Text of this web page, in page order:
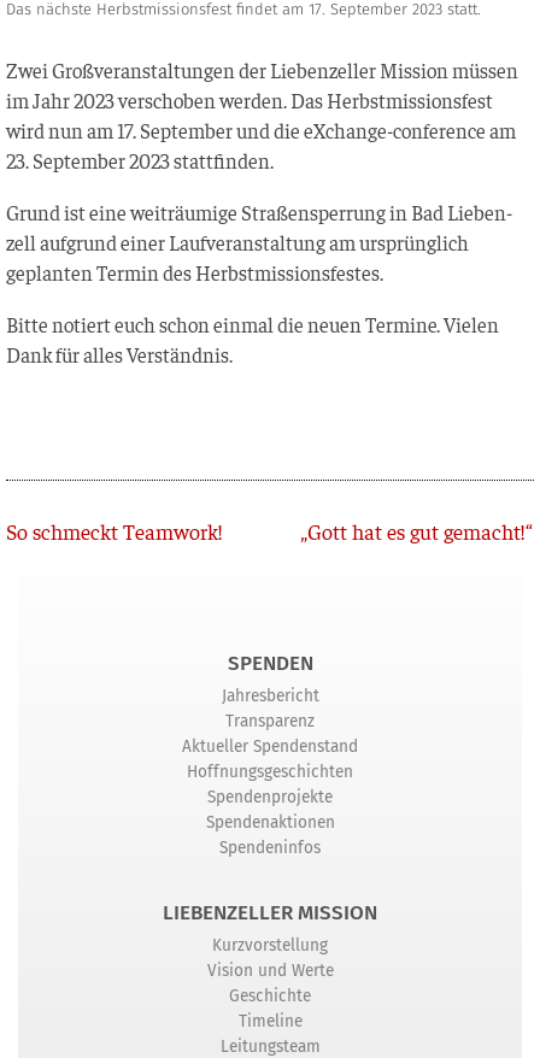
Das nächste Herbstmissionsfest findet am 17. September 2023 statt.
Zwei Groß­ver­an­stal­tun­gen der Lie­ben­zel­ler Mis­si­on müs­sen
im Jahr 2023 ver­scho­ben wer­den. Das Herbst­mis­si­ons­fest
wird nun am 17. Sep­tem­ber und die eXch­an­ge-con­fe­rence am
23. Sep­tem­ber 2023 stattfinden.
Grund ist eine weit­räu­mi­ge Stra­ßen­sper­rung in Bad Lie­ben­
zell auf­grund einer Lauf­ver­an­stal­tung am ursprüng­lich
geplan­ten Ter­min des Herbstmissionsfestes.
Bit­te notiert euch schon ein­mal die neu­en Ter­mi­ne. Vie­len
Dank für alles Verständnis.
Zurück
So schmeckt Teamwork! „Gott hat es gut gemacht!“
SPENDEN
Jahresbericht
Transparenz
Aktueller Spendenstand
Hoffnungsgeschichten
Spendenprojekte
Spendenaktionen
Spendeninfos
LIEBENZELLER MISSION
Kurzvorstellung
Vision und Werte
Geschichte
Timeline
Leitungsteam